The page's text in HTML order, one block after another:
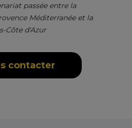
passée entre la
Méditerranée et la
Côte d'Azur
contacter